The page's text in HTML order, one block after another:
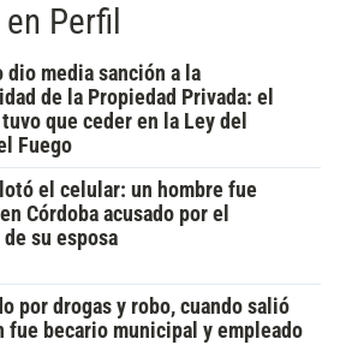
Perfil
dio media sanción a la
de la Propiedad Privada: el
que ceder en la Ley del
Fuego
el celular: un hombre fue
Córdoba acusado por el
su esposa
por drogas y robo, cuando salió
fue becario municipal y empleado